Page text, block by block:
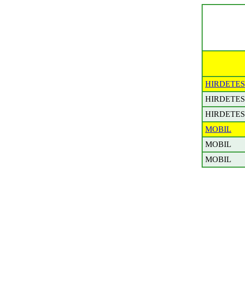
HIRDETES
HIRDETES
HIRDETES
MOBIL
MOBIL
MOBIL